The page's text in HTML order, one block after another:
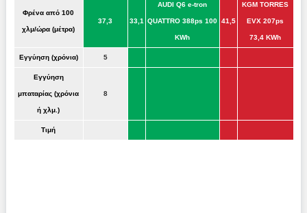
Φρένα από 100
χλμ/ώρα (μέτρα)
37,3 33,1
AUDI Q6 e-tron
QUATTRO 388ps 100
KWh
41,5
KGM TORRES
EVX 207ps
73,4 KWh
Εγγύηση (χρόνια) 5
Εγγύηση
μπαταρίας (χρόνια
ή χλμ.)
8
Τιμή